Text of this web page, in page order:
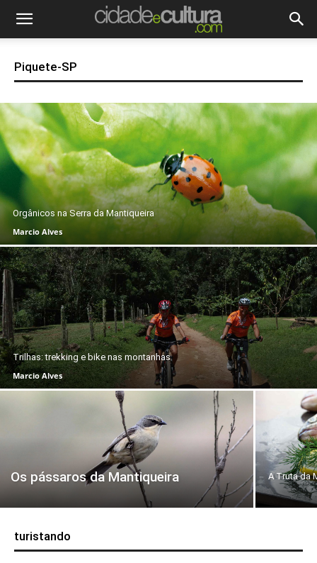
Piquete-SP
Orgânicos na Serra da Mantiqueira
Marcio Alves
Trilhas: trekking e bike nas montanhas
Marcio Alves
Os pássaros da Mantiqueira A Truta da
turistando